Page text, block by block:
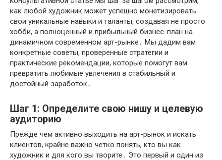
как любой художник может успешно монетизировать
свои уникальные навыки и таланты, создавая не просто
хобби, а полноценный и прибыльный бизнес-план на
динамичном современном арт-рынке․ Мы дадим вам
конкретные советы, проверенные стратегии и
практические рекомендации, которые помогут вам
превратить любимые увлечения в стабильный и
достойный заработок․
Шаг 1: Определите свою нишу и целевую
аудиторию
Прежде чем активно выходить на арт-рынок и искать
клиентов, крайне важно четко понять, кто вы как
художник и для кого вы творите․ Это первый и один из